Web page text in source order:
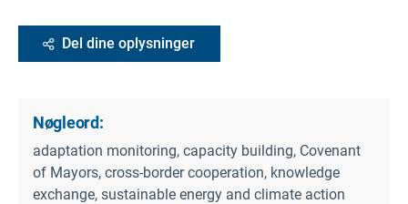
Del dine oplysninger
Nøgleord:
adaptation monitoring, capacity building, Covenant
of Mayors, cross-border cooperation, knowledge
exchange, sustainable energy and climate action